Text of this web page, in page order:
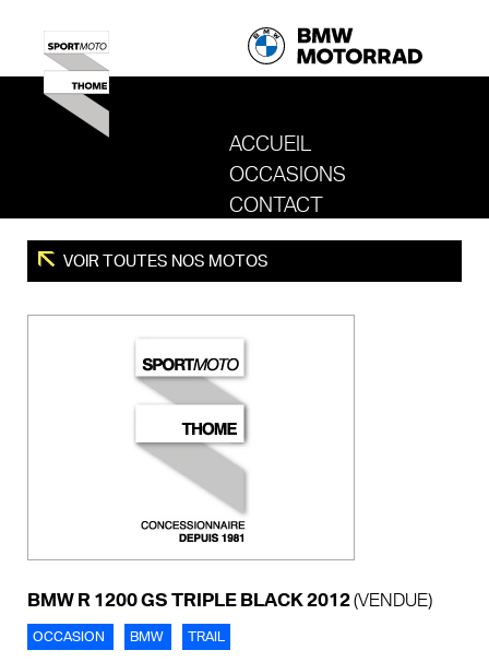
ACCUEIL
REVENIR AU SITE DE SPORT MOTO
OCCASIONS
CONTACT
VOIR TOUTES NOS MOTOS
BMW R 1200 GS TRIPLE BLACK 2012(VENDUE)
OCCASION BMW TRAIL